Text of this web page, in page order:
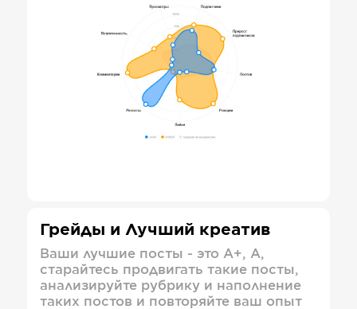
Грейды и Лучший креатив
Ваши лучшие посты - это А+, А,
старайтесь продвигать такие посты,
анализируйте рубрику и наполнение
таких постов и повторяйте ваш опыт